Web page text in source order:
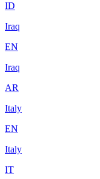
ID
Iraq
EN
Iraq
AR
Italy
EN
Italy
IT